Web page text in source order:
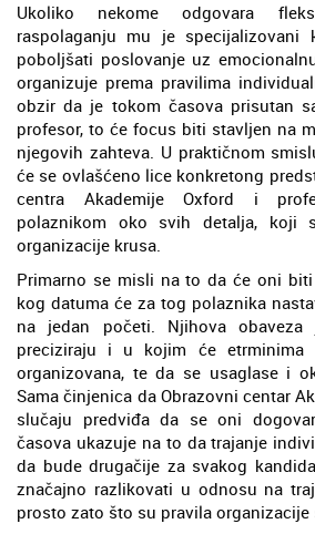
Ukoliko nekome odgovara
raspolaganju mu je
poboljšati poslovanje uz
organizuje prema pravilima
obzir da je tokom časova prisutan
profesor, to će focus biti stavljen na
njegovih zahteva. U praktičnom
će se ovlašćeno lice konkretong
centra Akademije Oxford i
polaznikom oko svih detalja, koji
organizacije krusa.
Primarno se misli na to da će oni
kog datuma će za tog polaznika
na jedan početi. Njihova
preciziraju i u kojim će etrminima
organizovana, te da se usaglase i
Sama činjenica da Obrazovni centar
slučaju predviđa da se oni
časova ukazuje na to da trajanje
da bude drugačije za svakog
značajno razlikovati u odnosu na
prosto zato što su pravila organizacije